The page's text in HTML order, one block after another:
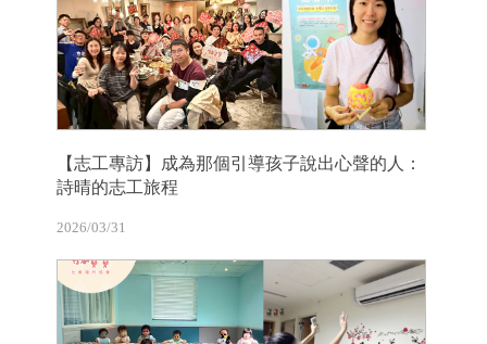
【志工專訪】成為那個引導孩子說出心聲的人：
詩晴的志工旅程
2026/03/31